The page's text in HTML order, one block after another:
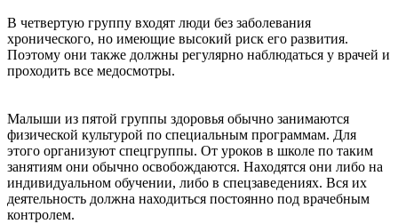
В четвертую группу входят люди без заболевания
хронического, но имеющие высокий риск его развития.
Поэтому они также должны регулярно наблюдаться у врачей и
проходить все медосмотры.
Малыши из пятой группы здоровья обычно занимаются
физической культурой по специальным программам. Для
этого организуют спецгруппы. От уроков в школе по таким
занятиям они обычно освобождаются. Находятся они либо на
индивидуальном обучении, либо в спецзаведениях. Вся их
деятельность должна находиться постоянно под врачебным
контролем.